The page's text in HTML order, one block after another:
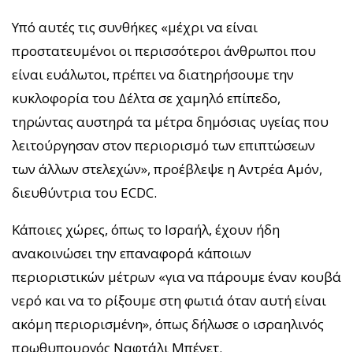
Υπό αυτές τις συνθήκες «μέχρι να είναι
προστατευμένοι οι περισσότεροι άνθρωποι που
είναι ευάλωτοι, πρέπει να διατηρήσουμε την
κυκλοφορία του Δέλτα σε χαμηλό επίπεδο,
τηρώντας αυστηρά τα μέτρα δημόσιας υγείας που
λειτούργησαν στον περιορισμό των επιπτώσεων
των άλλων στελεχών», προέβλεψε η Αντρέα Αμόν,
διευθύντρια του ECDC.
Κάποιες χώρες, όπως το Ισραήλ, έχουν ήδη
ανακοινώσει την επαναφορά κάποιων
περιοριστικών μέτρων «για να πάρουμε έναν κουβά
νερό και να το ρίξουμε στη φωτιά όταν αυτή είναι
ακόμη περιορισμένη», όπως δήλωσε ο ισραηλινός
πρωθυπουργός Ναφτάλι Μπένετ.